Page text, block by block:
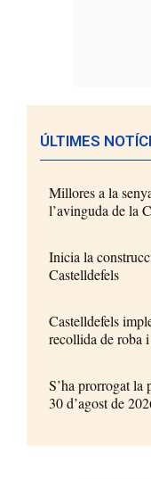
ÚLTIMES
Millores a la
l’avinguda de la
Inicia la
Castelldefels
Castelldefels
recollida de roba
S’ha prorrogat la
30 d’agost de